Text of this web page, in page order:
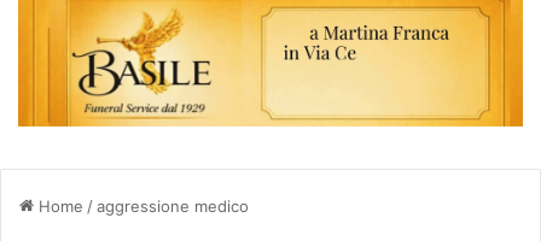
Home /aggressione medico